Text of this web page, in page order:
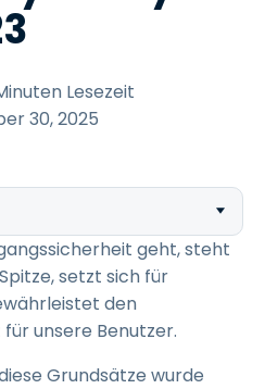
Lesezeit
30, 2025
geht, steht
setzt sich für
den
unsere Benutzer.
Grundsätze wurde